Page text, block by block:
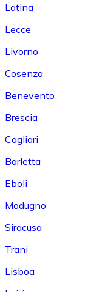
Latina
Lecce
Livorno
Cosenza
Benevento
Brescia
Cagliari
Barletta
Eboli
Modugno
Siracusa
Trani
Lisboa